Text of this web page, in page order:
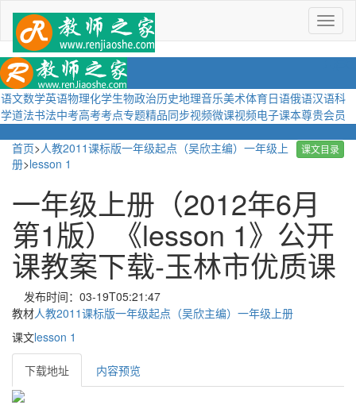
菜
单
语文数学英语物理化学生物政治历史地理音乐美术体育日语俄语汉语科
学道法书法中考高考考点专题精品同步视频微课视频电子课本尊贵会员
课文目录
首页>人教2011课标版一年级起点（吴欣主编）一年级上
册>lesson 1
一年级上册（2012年6月
第1版）《lesson 1》公开
课教案下载-玉林市优质课
发布时间：03-19T05:21:47
教材人教2011课标版一年级起点（吴欣主编）一年级上册
课文lesson 1
下载地址 内容预览